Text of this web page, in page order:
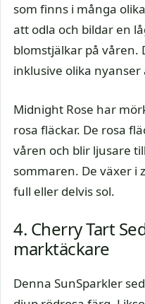
som finns i många
att odla och bildar en
blomstjälkar på våren.
inklusive olika nyanser
Midnight Rose har
rosa fläckar. De rosa
våren och blir ljusare
sommaren. De växer i
full eller delvis sol.
4. Cherry Tart
marktäckare
Denna SunSparkler